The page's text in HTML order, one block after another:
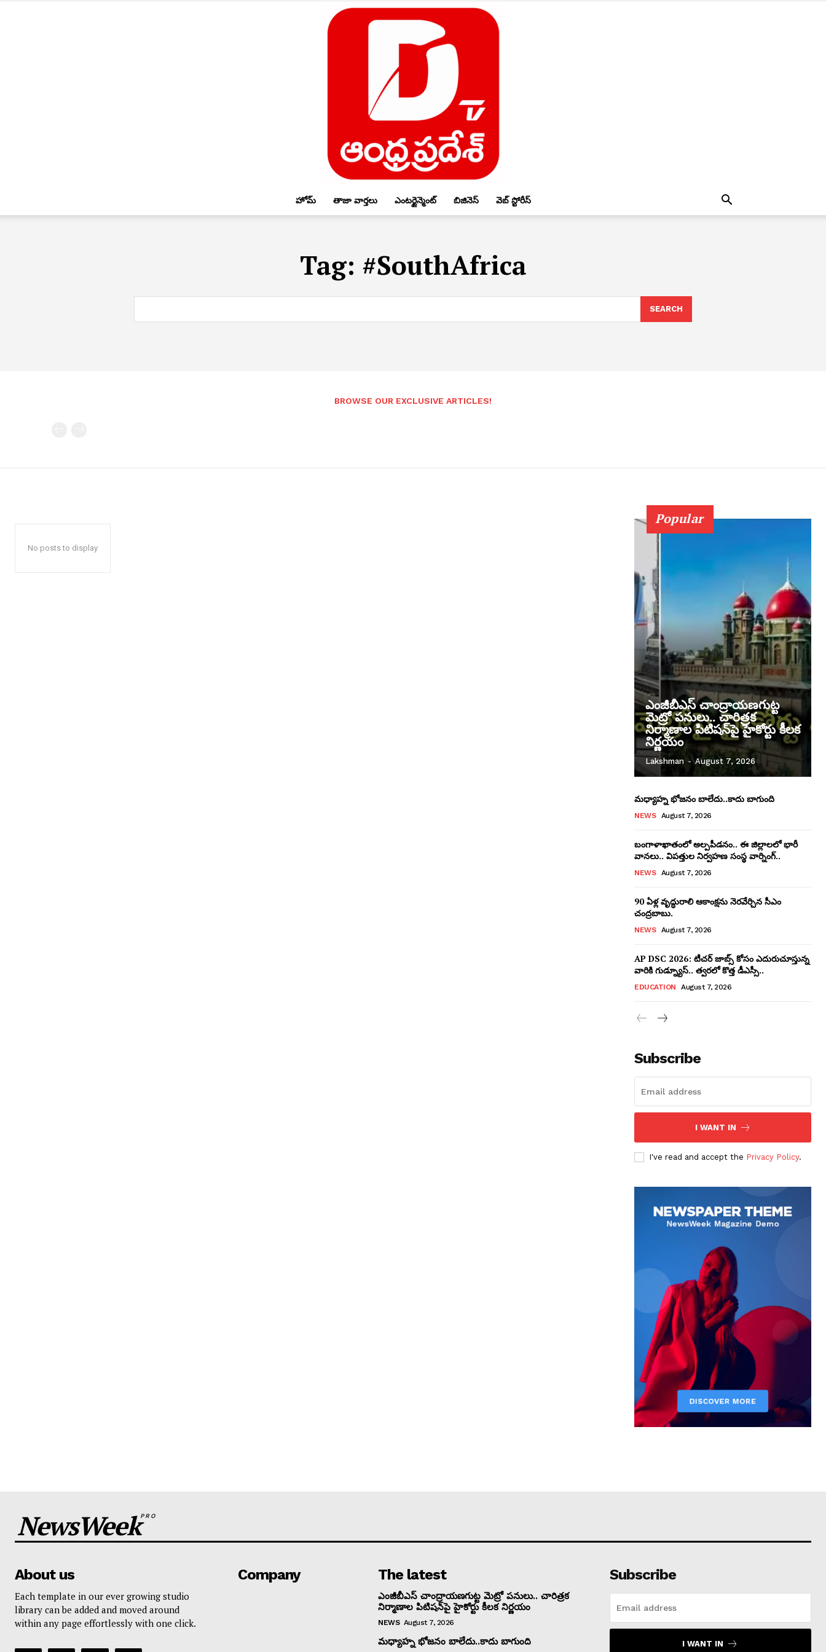
హోమ్ తాజా వార్తలు ఎంటర్టైన్మెంట్ బిజినెస్ వెబ్ స్టోరీస్
Tag: #SouthAfrica
SEARCH
BROWSE OUR EXCLUSIVE ARTICLES!
No posts to display
Popular
ఎంజీబీఎస్ చాంద్రాయణగుట్ట
మెట్రో పనులు.. చారిత్రక
నిర్మాణాల పిటిషన్‌పై హైకోర్టు కీలక
నిర్ణయం
Lakshman - August 7, 2026
మధ్యాహ్న భోజనం బాలేదు..కాదు బాగుంది
NEWS August 7, 2026
బంగాళాఖాతంలో అల్పపీడనం.. ఈ జిల్లాలలో భారీ
వానలు.. విపత్తుల నిర్వహణ సంస్థ వార్నింగ్..
NEWS August 7, 2026
90 ఏళ్ల వృద్ధురాలి ఆకాంక్షను నెరవేర్చిన సీఎం
చంద్రబాబు.
NEWS August 7, 2026
AP DSC 2026: టీచర్ జాబ్స్ కోసం ఎదురుచూస్తున్న
వారికి గుడ్న్యూస్.. త్వరలో కొత్త డీఎస్సీ..
EDUCATION August 7, 2026
Subscribe
I WANT IN
I've read and accept the Privacy Policy.
NewsWeekPRO
About us
Each template in our ever growing studio
library can be added and moved around
within any page effortlessly with one click.
Company The latest
ఎంజీబీఎస్ చాంద్రాయణగుట్ట మెట్రో పనులు.. చారిత్రక
నిర్మాణాల పిటిషన్‌పై హైకోర్టు కీలక నిర్ణయం
NEWS August 7, 2026
మధ్యాహ్న భోజనం బాలేదు..కాదు బాగుంది
Subscribe
I WANT IN